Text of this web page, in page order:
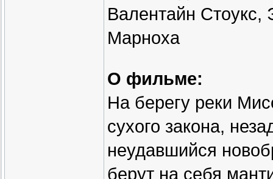
Валентайн Стоукс,
Марноха
О фильме:
На берегу реки
сухого закона,
неудавшийся
берут на себя